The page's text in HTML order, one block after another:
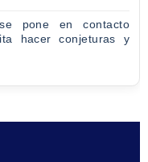
pone en contacto
hacer conjeturas y